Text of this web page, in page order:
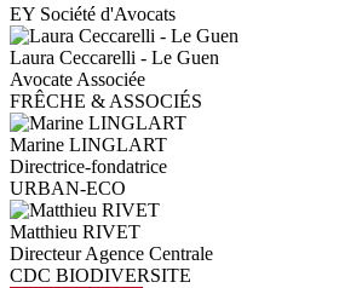
EY Société d'Avocats
Laura Ceccarelli - Le Guen
Avocate Associée
FRÊCHE & ASSOCIÉS
Marine LINGLART
Directrice-fondatrice
URBAN-ECO
Matthieu RIVET
Directeur Agence Centrale
CDC BIODIVERSITE